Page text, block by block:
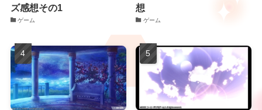
ズ感想その1
ゲーム
想
ゲーム